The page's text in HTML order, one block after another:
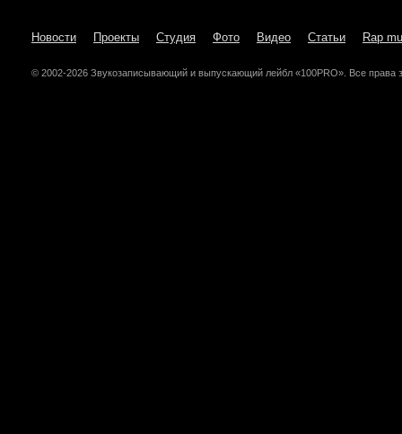
Новости Проекты Студия Фото Видео Статьи Rap
© 2002-2026 Звукозаписывающий и выпускающий лейбл «100PRO». Все